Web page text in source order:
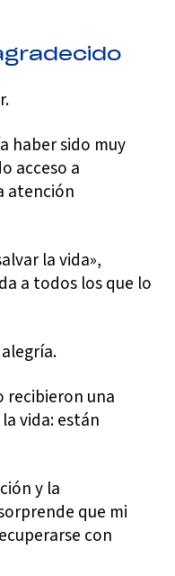
haber sido muy
acceso a
atención
la vida»,
a todos los que lo
recibieron una
vida: están
y la
que mi
con